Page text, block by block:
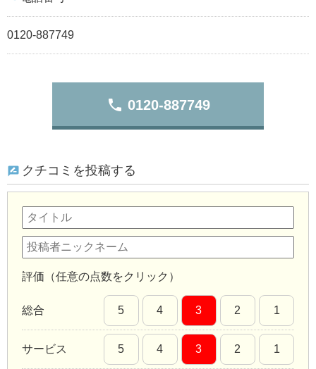
0120-887749
phone 0120-887749
クチコミを投稿する
評価（任意の点数をクリック）
総合 5 4 3 2 1
サービス 5 4 3 2 1